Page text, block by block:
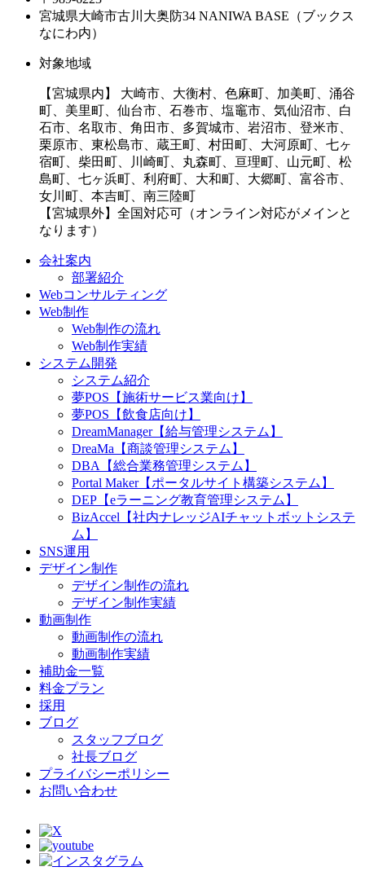
宮城県大崎市古川大奥防34 NANIWA BASE（ブックス
なにわ内）
対象地域
【宮城県内】 大崎市、大衡村、色麻町、加美町、涌谷
町、美里町、仙台市、石巻市、塩竈市、気仙沼市、白
石市、名取市、角田市、多賀城市、岩沼市、登米市、
栗原市、東松島市、蔵王町、村田町、大河原町、七ヶ
宿町、柴田町、川崎町、丸森町、亘理町、山元町、松
島町、七ヶ浜町、利府町、大和町、大郷町、富谷市、
女川町、本吉町、南三陸町
【宮城県外】全国対応可（オンライン対応がメインと
なります）
会社案内
部署紹介
Webコンサルティング
Web制作
Web制作の流れ
Web制作実績
システム開発
システム紹介
夢POS【施術サービス業向け】
夢POS【飲食店向け】
DreamManager【給与管理システム】
DreaMa【商談管理システム】
DBA【総合業務管理システム】
Portal Maker【ポータルサイト構築システム】
DEP【eラーニング教育管理システム】
BizAccel【社内ナレッジAIチャットボットシステ
ム】
SNS運用
デザイン制作
デザイン制作の流れ
デザイン制作実績
動画制作
動画制作の流れ
動画制作実績
補助金一覧
料金プラン
採用
ブログ
スタッフブログ
社長ブログ
プライバシーポリシー
お問い合わせ